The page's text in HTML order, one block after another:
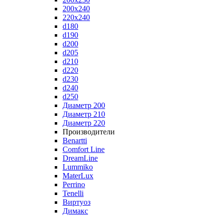
200x240
220x240
d180
d190
d200
d205
d210
d220
d230
d240
d250
Диаметр 200
Диаметр 210
Диаметр 220
Производители
Benartti
Comfort Line
DreamLine
Lummiko
MaterLux
Perrino
Tenelli
Виртуоз
Димакс